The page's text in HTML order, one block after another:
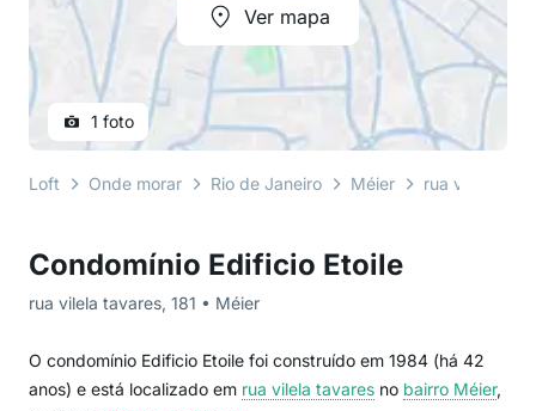
Condomínio Edificio Etoile
rua vilela tavares, 181 • Méier
O condomínio Edificio Etoile foi construído em 1984 (há 42
anos) e está localizado em rua vilela tavares no bairro Méier,
Ver mapa
1 foto
Loft Onde morar Rio de Janeiro Méier rua vilela